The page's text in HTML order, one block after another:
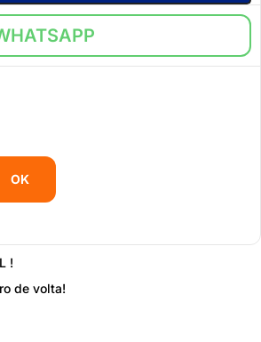
OK
!
de volta!